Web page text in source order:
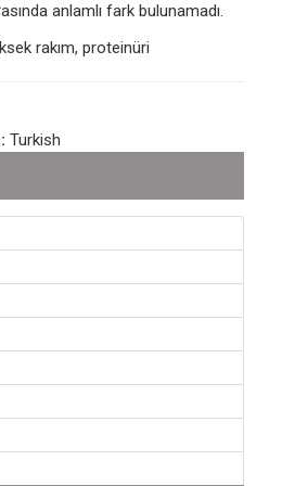
anlamlı fark bulunamadı.
rakım, proteinüri
Turkish